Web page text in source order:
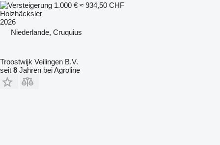
1.000 € ≈ 934,50 CHF
Holzhäcksler
2026
Niederlande, Cruquius
Troostwijk Veilingen B.V.
seit 8 Jahren bei Agroline